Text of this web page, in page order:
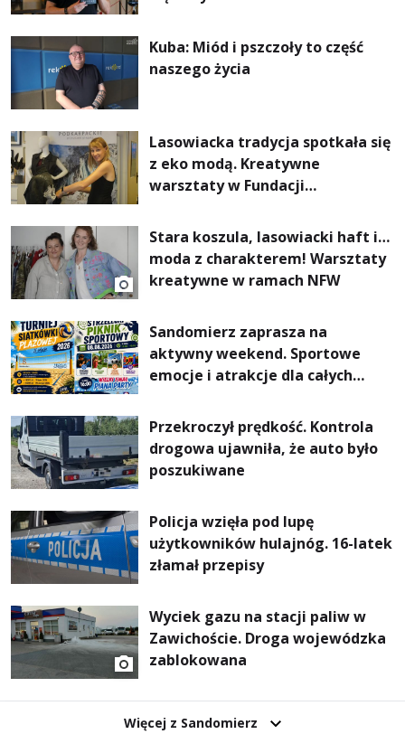
Kuba: Miód i pszczoły to część
naszego życia
Lasowiacka tradycja spotkała się
z eko modą. Kreatywne
warsztaty w Fundacji
Stara koszula, lasowiacki haft i…
moda z charakterem! Warsztaty
kreatywne w ramach NFW
Sandomierz zaprasza na
aktywny weekend. Sportowe
emocje i atrakcje dla całych
Przekroczył prędkość. Kontrola
drogowa ujawniła, że auto było
poszukiwane
Policja wzięła pod lupę
użytkowników hulajnóg. 16-latek
złamał przepisy
Wyciek gazu na stacji paliw w
Zawichoście. Droga wojewódzka
zablokowana
Więcej z Sandomierz